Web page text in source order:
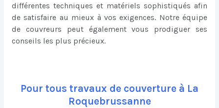
différentes techniques et matériels sophistiqués afin
de satisfaire au mieux à vos exigences. Notre équipe
de couvreurs peut également vous prodiguer ses
conseils les plus précieux.
Pour tous travaux de couverture à La
Roquebrussanne